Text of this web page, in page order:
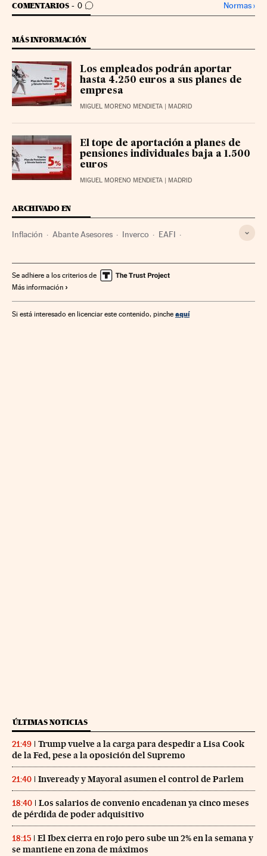
COMENTARIOS 0
IR A LOS COMENTARIOS Normas›
MÁS INFORMACIÓN
Los empleados podrán aportar
hasta 4.250 euros a sus planes de
empresa
MIGUEL MORENO MENDIETA | MADRID
El tope de aportación a planes de
pensiones individuales baja a 1.500
euros
MIGUEL MORENO MENDIETA | MADRID
ARCHIVADO EN
Inflación Abante Asesores Inverco EAFI
Pensiones Asesoramiento financiero
Fondos inversión Seguridad Social
Se adhiere a los criterios de
Más información
Si está interesado en licenciar este contenido, pinche aquí
ÚLTIMAS NOTICIAS
21:49
Trump vuelve a la carga para despedir a Lisa Cook
de la Fed, pese a la oposición del Supremo
21:40 Inveready y Mayoral asumen el control de Parlem
18:40
Los salarios de convenio encadenan ya cinco meses
de pérdida de poder adquisitivo
18:15
El Ibex cierra en rojo pero sube un 2% en la semana y
se mantiene en zona de máximos